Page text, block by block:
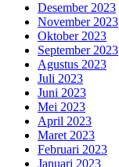
Desember 2023
November 2023
Oktober 2023
September 2023
Agustus 2023
Juli 2023
Juni 2023
Mei 2023
April 2023
Maret 2023
Februari 2023
Januari 2023